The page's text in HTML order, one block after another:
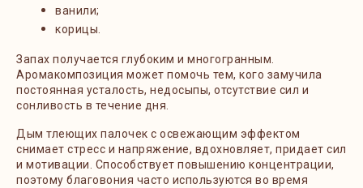
ванили;
корицы.
Запах получается глубоким и многогранным.
Аромакомпозиция может помочь тем, кого замучила
постоянная усталость, недосыпы, отсутствие сил и
сонливость в течение дня.
Дым тлеющих палочек с освежающим эффектом
снимает стресс и напряжение, вдохновляет, придает сил
и мотивации. Способствует повышению концентрации,
поэтому благовония часто используются во время